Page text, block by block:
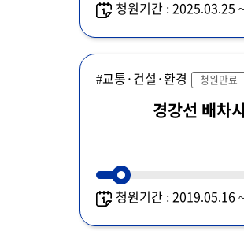
청원기간 : 2025.03.25
#교통·건설·환경 청원만료
경강선 배차
청원기간 : 2019.05.16